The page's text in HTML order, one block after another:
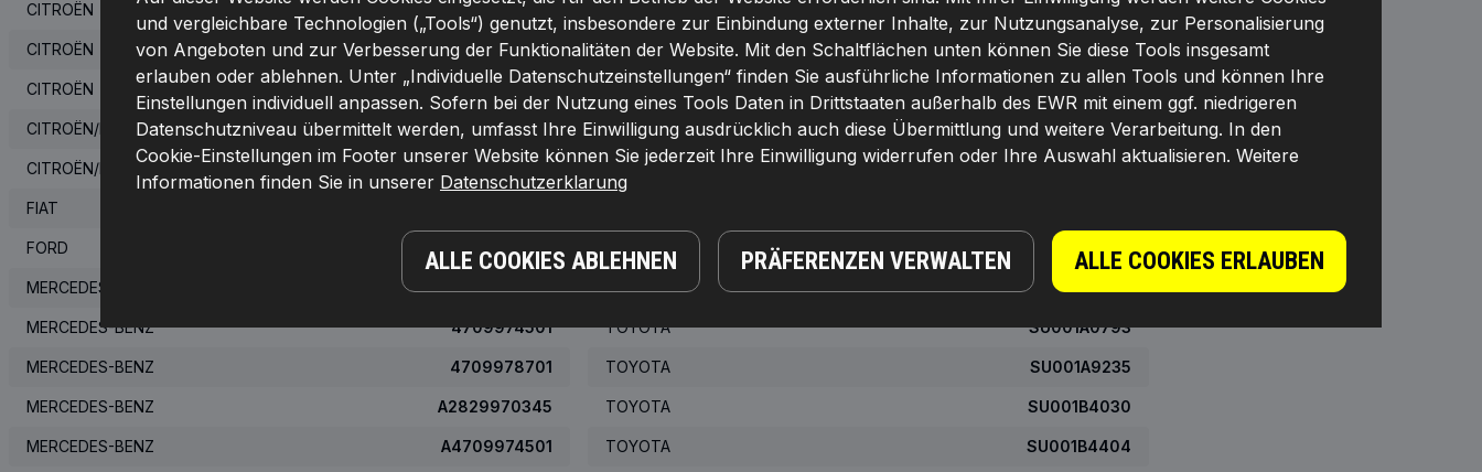
und vergleichbare Technologien („Tools“) genutzt, insbesondere zur Einbindung externer Inhalte, zur Nutzungsanalyse, zur Personalisierung
von Angeboten und zur Verbesserung der Funktionalitäten der Website. Mit den Schaltflächen unten können Sie diese Tools insgesamt
erlauben oder ablehnen. Unter „Individuelle Datenschutzeinstellungen“ finden Sie ausführliche Informationen zu allen Tools und können Ihre
Einstellungen individuell anpassen. Sofern bei der Nutzung eines Tools Daten in Drittstaaten außerhalb des EWR mit einem ggf. niedrigeren
Datenschutzniveau übermittelt werden, umfasst Ihre Einwilligung ausdrücklich auch diese Übermittlung und weitere Verarbeitung. In den
Cookie-Einstellungen im Footer unserer Website können Sie jederzeit Ihre Einwilligung widerrufen oder Ihre Auswahl aktualisieren. Weitere
Informationen finden Sie in unserer Datenschutzerklarung
ALLE COOKIES ABLEHNEN PRÄFERENZEN VERWALTEN ALLE COOKIES ERLAUBEN
CITROËN 031327
CITROËN 31327
CITROËN 9677491780
CITROËN/PEUGEOT 031338
CITROËN/PEUGEOT 9677491780
FIAT
FORD 2120478
MERCEDES-BENZ 2829970345
MERCEDES-BENZ 4709974501
MERCEDES-BENZ 4709978701
MERCEDES-BENZ A2829970345
MERCEDES-BENZ A4709974501
OPEL 4404724
OPEL 9112724
RENAULT 7703062062
RENAULT 8550503619
TOYOTA SU00101088
TOYOTA SU00100819
TOYOTA SU001A0028
TOYOTA SU001A0793
TOYOTA SU001A9235
TOYOTA SU001B4030
TOYOTA SU001B4404